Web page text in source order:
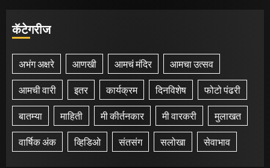
कॅटेगरीज
अभंग अक्षरे आणखी आमचं मंदिर आमचा उत्सव
आमची वारी इतर कार्यक्रम दिनविशेष फोटो पंढरी
बातम्या माहिती मी कीर्तनकार मी वारकरी मुलाखत
वार्षिक अंक व्हिडिओ संतसंग सलोखा सेवाभाव